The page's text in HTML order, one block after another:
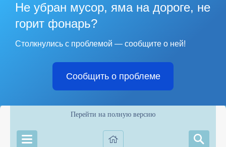
Не убран мусор, яма на дороге, не
горит фонарь?
Столкнулись с проблемой — сообщите о ней!
Сообщить о проблеме
Перейти на полную версию